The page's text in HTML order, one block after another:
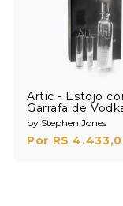
Artic - Estojo
Garrafa de
Shots
by Stephen Jones
Por R$